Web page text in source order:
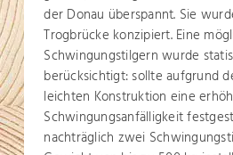
der Donau überspannt. Sie
Trogbrücke konzipiert. Eine
Schwingungstilgern wurde
berücksichtigt: sollte aufgrund
leichten Konstruktion eine
Schwingungsanfälligkeit
nachträglich zwei